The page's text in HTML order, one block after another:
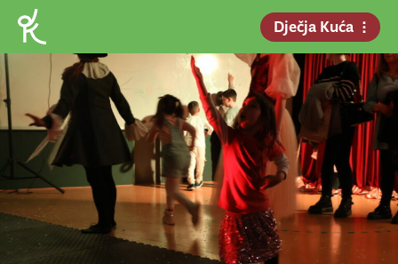
Dječja Kuća